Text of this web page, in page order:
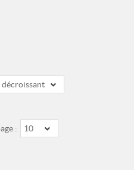
décroissant
: 10